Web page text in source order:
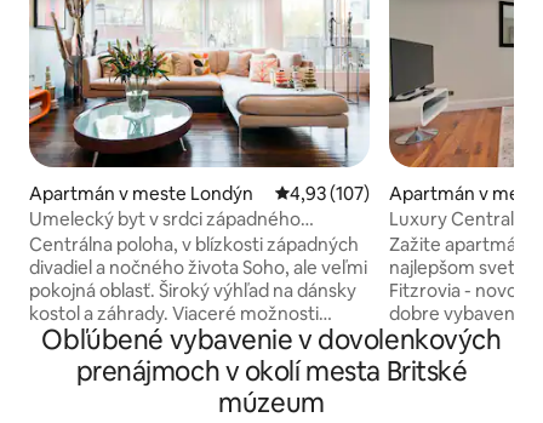
Apartmán v meste Londýn Priemerné ohodnotenie 4,93 z
4,93 (107)
Umelecký byt v srdci západného
Londýna
Centrálna poloha, v blízkosti západných
divadiel a nočného života Soho, ale veľmi
pokojná oblasť. Široký výhľad na dánsky
kostol a záhrady. Viaceré možnosti
verejnej dopravy. Zabezpečená budova
a vchod. Dame j Urobte priestor svojím
vlastným, hoci Dylan je k dispozícii pre
Apartmán v
ndon
Luxury Central
w/Bath
Zažite apartmán
najlepšom svetle!
Fitzrovia - novo
dobre vybavená a
dispozícii je super
posteľ King Size,
rýchly internet a
Obľúbené vybavenie v dovolenkových
prenájmoch v okolí mesta Britské
múzeum